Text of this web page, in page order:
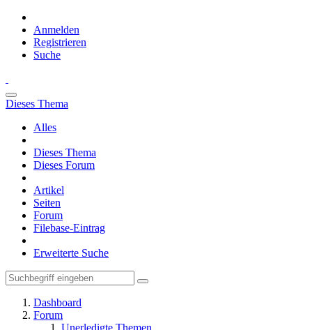
Anmelden
Registrieren
Suche
Dieses Thema
Alles
Dieses Thema
Dieses Forum
Artikel
Seiten
Forum
Filebase-Eintrag
Erweiterte Suche
Dashboard
Forum
Unerledigte Themen